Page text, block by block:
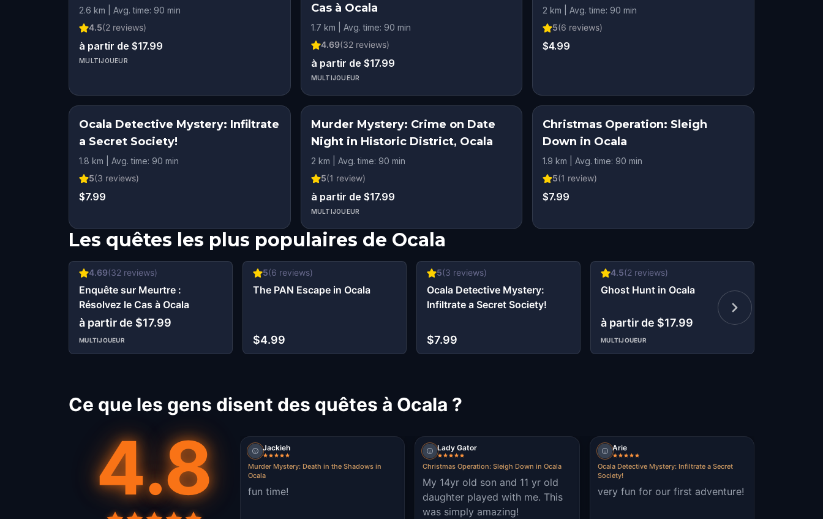
2.6 km | Avg. time: 90 min
4.5(2 reviews)
à partir de $17.99
MULTIJOUEUR
Cas à Ocala
1.7 km | Avg. time: 90 min
4.69(32reviews)
à partir de $17.99
MULTIJOUEUR
2 km | Avg. time: 90 min
5(6 reviews)
$4.99
Ocala Detective Mystery: Infiltrate
a Secret Society!
1.8 km | Avg. time: 90 min
5(3 reviews)
$7.99
Murder Mystery: Crime on Date
Night in Historic District, Ocala
2 km | Avg. time: 90 min
5(1 review)
à partir de $17.99
MULTIJOUEUR
Christmas Operation: Sleigh
Down in Ocala
1.9 km | Avg. time: 90 min
5(1 review)
$7.99
Les quêtes les plus populaires de Ocala
4.69(32 reviews)
Enquête sur Meurtre :
Résolvez le Cas à Ocala
à partir de $17.99
MULTIJOUEUR
5(6 reviews)
The PAN Escape in Ocala
$4.99
5(3 reviews)
Ocala Detective Mystery:
Infiltrate a Secret Society!
$7.99
4.5(2 reviews)
Ghost Hunt in Ocala
à partir de $17.99
MULTIJOUEUR
Ce que les gens disent des quêtes à Ocala ?
4.8 Jackieh
Murder Mystery: Death in the Shadows in
Ocala
fun time!
Lady Gator
Christmas Operation: Sleigh Down in Ocala
My 14yr old son and 11 yr old
daughter played with me. This
was simply amazing!
Arie
Ocala Detective Mystery: Infiltrate a Secret
Society!
very fun for our first adventure!